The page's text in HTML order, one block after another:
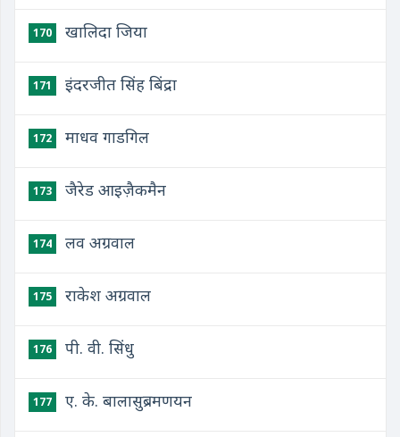
170 खालिदा जिया
171 इंदरजीत सिंह बिंद्रा
172 माधव गाडगिल
173 जैरेड आइज़ैकमैन
174 लव अग्रवाल
175 राकेश अग्रवाल
176 पी. वी. सिंधु
177 ए. के. बालासुब्रमणयन